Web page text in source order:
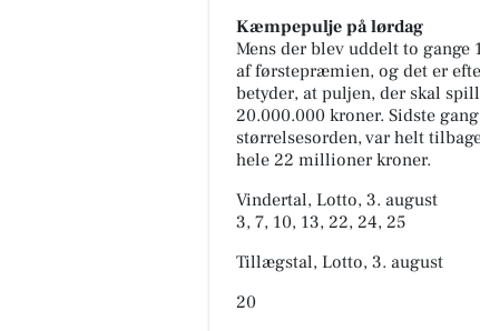
Kæmpepulje på lørdag
Mens der blev uddelt to gange
af førstepræmien, og det er
betyder, at puljen, der skal
20.000.000 kroner. Sidste
størrelsesorden, var helt
hele 22 millioner kroner.
Vindertal, Lotto, 3. august
3, 7, 10, 13, 22, 24, 25
Tillægstal, Lotto, 3. august
20